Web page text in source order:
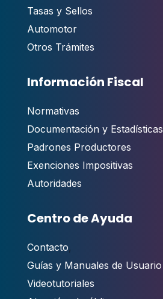
Tasas y Sellos
Automotor
Otros Trámites
Información Fiscal
Normativas
Documentación y Estadísticas
Padrones Productores
Exenciones Impositivas
Autoridades
Centro de Ayuda
Contacto,
Guías y Manuales de Usuario
Videotutoriales